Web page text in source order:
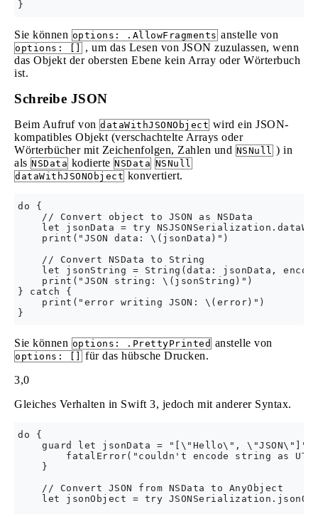
Sie können options: .AllowFragments anstelle von
options: []
, um das Lesen von JSON zuzulassen, wenn
das Objekt der obersten Ebene kein Array oder Wörterbuch
ist.
Schreibe JSON
Beim Aufruf von dataWithJSONObject wird ein JSON-
kompatibles Objekt (verschachtelte Arrays oder
Wörterbücher mit Zeichenfolgen, Zahlen und NSNull ) in
als NSData kodierte NSData NSNull
dataWithJSONObject konvertiert.
do {
    // Convert object to JSON as NSData
let jsonData = try
    print("JSON data: \(jsonData)")
    // Convert NSData to String
let jsonString = String(data: jsonData,
    print("JSON string: \(jsonString)")
} catch {
    print("error writing JSON: \(error)")
Sie können options: .PrettyPrinted anstelle von
options: []
für das hübsche Drucken.
3,0
Gleiches Verhalten in Swift 3, jedoch mit anderer Syntax.
do {
guard let jsonData = "[\"Hello\",
fatalError("couldn't encode string as
    }
    // Convert JSON from NSData to AnyObject
let jsonObject = try